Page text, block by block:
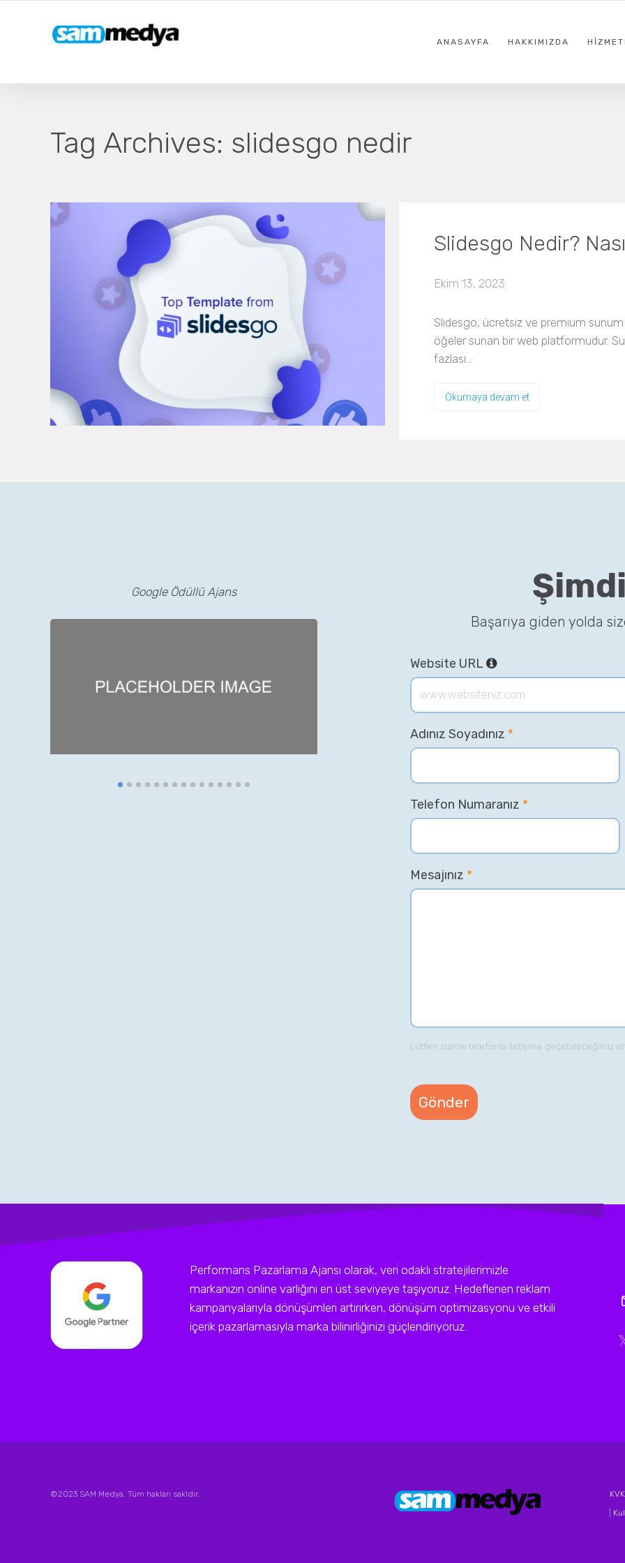
ANASAYFA HAKKIMIZDA
Tag Archives: slidesgo nedir
Slidesgo Nedir?
Ekim 13, 2023
Slidesgo, ücretsiz ve premium
öğeler sunan bir web platformudur.
fazlası…
Okumaya devam et
Google Ödüllü Ajans
Başarıya giden yolda
Website URL
Adınız Soyadınız *
Telefon Numaranız *
Mesajınız *
Lütfen sizinle telefonla iletişime geçebileceğimiz
Performans Pazarlama Ajansı olarak, veri odaklı stratejilerimizle
markanızın online varlığını en üst seviyeye taşıyoruz. Hedeflenen reklam
kampanyalarıyla dönüşümleri artırırken, dönüşüm optimizasyonu ve etkili
içerik pazarlamasıyla marka bilinirliğinizi güçlendiriyoruz.
©2023 SAM Medya. Tüm hakları sakldır.